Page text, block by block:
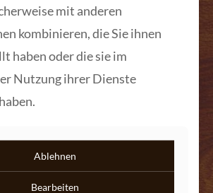
Biedermeier Stuhl 1825
Polsterung und Stoffbezug neu
mit anderen
kombinieren, die Sie ihnen
haben oder die sie im
Nutzung ihrer Dienste
Ablehnen
Bearbeiten